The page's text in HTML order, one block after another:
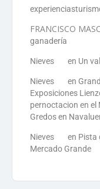
FRANCISCO
ganadería
Nieves en Un
Nieves en
Exposiciones
pernoctacion en el
Gredos en
Nieves en Pista
Mercado Grande